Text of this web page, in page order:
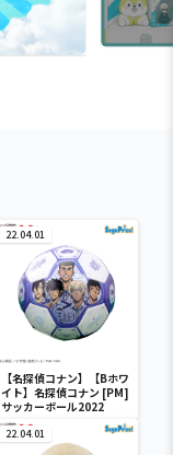
22.04.01
【名探偵コナン】【Bホワ
イト】名探偵コナン [PM]
サッカーボール2022
22.04.01